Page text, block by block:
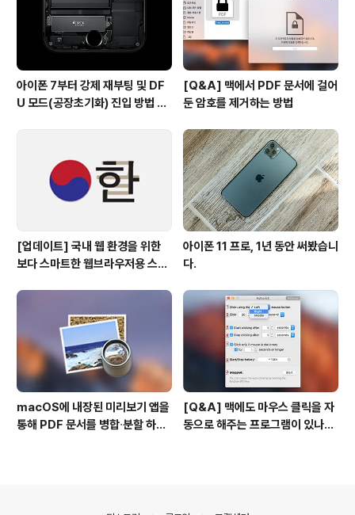
아이폰 7부터 강제 재부팅 및 DF
U 모드(공장초기화) 진입 방법 변
[Q&A] 맥에서 PDF 문서에 걸어
둔 암호를 제거하는 방법
[업데이트] 국내 웹 환경을 위한
보다 스마트한 웹브라우저용 스타
아이폰 11 프로, 1년 동안 써봤습니
다.
macOS에 내장된 미리보기 앱을
통해 PDF 문서를 병합∙분할 하는
[Q&A] 맥에도 마우스 클릭을 자
동으로 해주는 프로그램이 있나